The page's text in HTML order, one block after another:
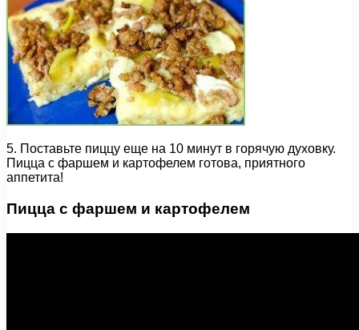
5. Поставьте пиццу еще на 10 минут в горячую духовку.
Пицца с фаршем и картофелем готова, приятного
аппетита!
Пицца с фаршем и картофелем